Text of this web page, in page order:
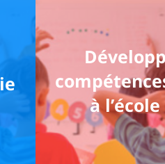
à l’école